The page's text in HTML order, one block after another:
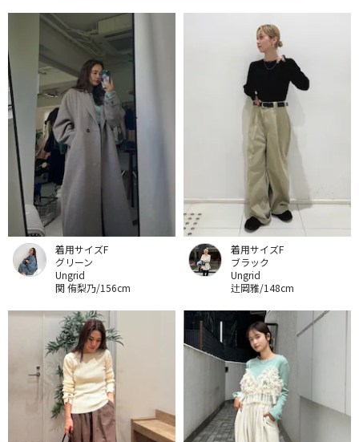
着用サイズF
グリーン
Ungrid
関 侑梨乃/156cm
着用サイズF
ブラック
Ungrid
辻岡雅/148cm